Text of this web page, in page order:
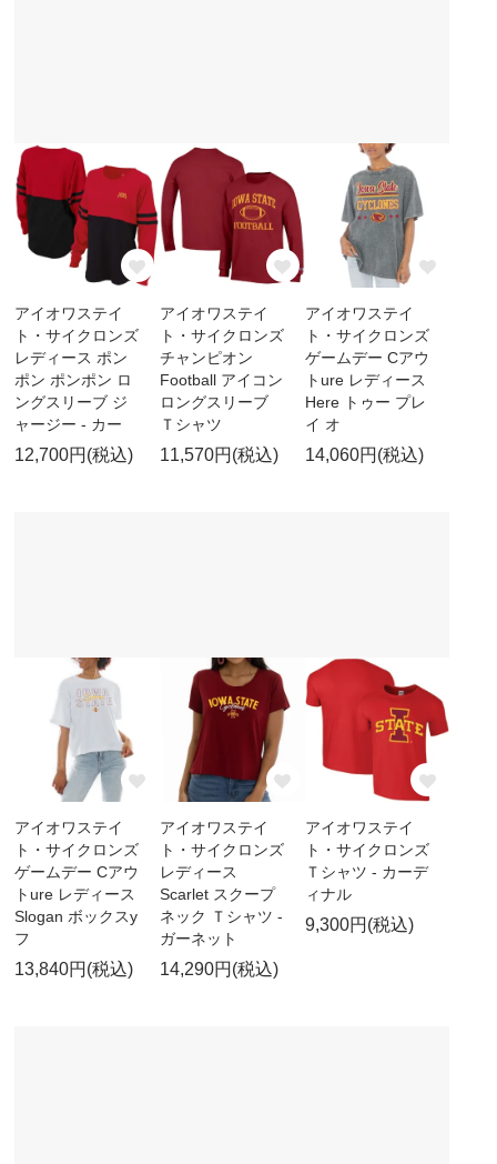
アイオワステイ
ト・サイクロンズ
レディース ポン
ポン ポンポン ロ
ングスリーブ ジ
ャージー - カー
12,700円(税込)
アイオワステイ
ト・サイクロンズ
チャンピオン
Football アイコン
ロングスリーブ
Ｔシャツ
11,570円(税込)
アイオワステイ
ト・サイクロンズ
ゲームデー Cアウ
トure レディース
Here トゥー プレ
イ オ
14,060円(税込)
アイオワステイ
ト・サイクロンズ
ゲームデー Cアウ
トure レディース
Slogan ボックスy
フ
13,840円(税込)
アイオワステイ
ト・サイクロンズ
レディース
Scarlet スクープ
ネック Ｔシャツ -
ガーネット
14,290円(税込)
アイオワステイ
ト・サイクロンズ
Ｔシャツ - カーデ
ィナル
9,300円(税込)